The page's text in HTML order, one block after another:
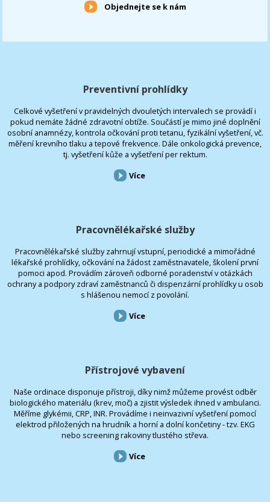
Objednejte se k nám
Preventivní prohlídky
Celkové vyšetření v pravidelných dvouletých intervalech se provádí i
pokud nemáte žádné zdravotní obtíže. Součástí je mimo jiné doplnění
osobní anamnézy, kontrola očkování proti tetanu, fyzikální vyšetření, vč.
měření krevního tlaku a tepové frekvence. Dále onkologická prevence,
tj. vyšetření kůže a vyšetření per rektum.
Více
Pracovnělékařské služby
Pracovnělékařské služby zahrnují vstupní, periodické a mimořádné
lékařské prohlídky, očkování na žádost zaměstnavatele, školení první
pomoci apod. Provádím zároveň odborné poradenství v otázkách
ochrany a podpory zdraví zaměstnanců či dispenzární prohlídky u osob
s hlášenou nemocí z povolání.
Více
Přístrojové vybavení
Naše ordinace disponuje přístroji, díky nimž můžeme provést odběr
biologického materiálu (krev, moč) a zjistit výsledek ihned v ambulanci.
Měříme glykémii, CRP, INR. Provádíme i neinvazivní vyšetření pomocí
elektrod přiložených na hrudník a horní a dolní končetiny - tzv. EKG
nebo screening rakoviny tlustého střeva.
Více